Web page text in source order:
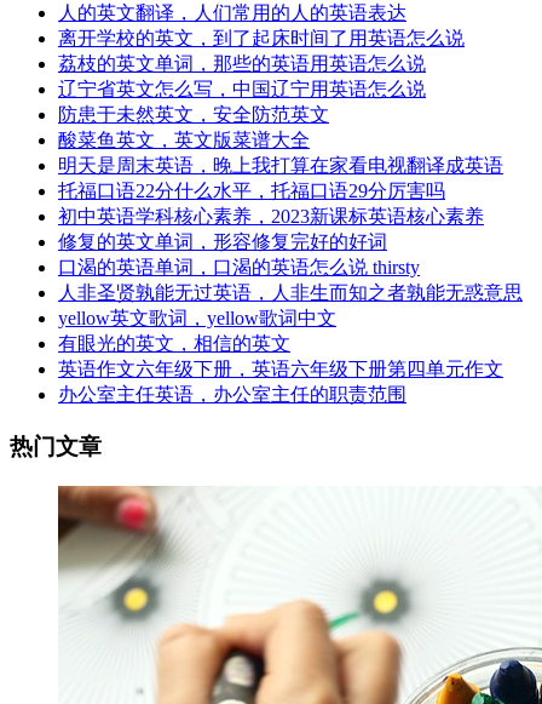
人的英文翻译，人们常用的人的英语表达
离开学校的英文，到了起床时间了用英语怎么说
荔枝的英文单词，那些的英语用英语怎么说
辽宁省英文怎么写，中国辽宁用英语怎么说
防患于未然英文，安全防范英文
酸菜鱼英文，英文版菜谱大全
明天是周末英语，晚上我打算在家看电视翻译成英语
托福口语22分什么水平，托福口语29分厉害吗
初中英语学科核心素养，2023新课标英语核心素养
修复的英文单词，形容修复完好的好词
口渴的英语单词，口渴的英语怎么说 thirsty
人非圣贤孰能无过英语，人非生而知之者孰能无惑意思
yellow英文歌词，yellow歌词中文
有眼光的英文，相信的英文
英语作文六年级下册，英语六年级下册第四单元作文
办公室主任英语，办公室主任的职责范围
热门文章